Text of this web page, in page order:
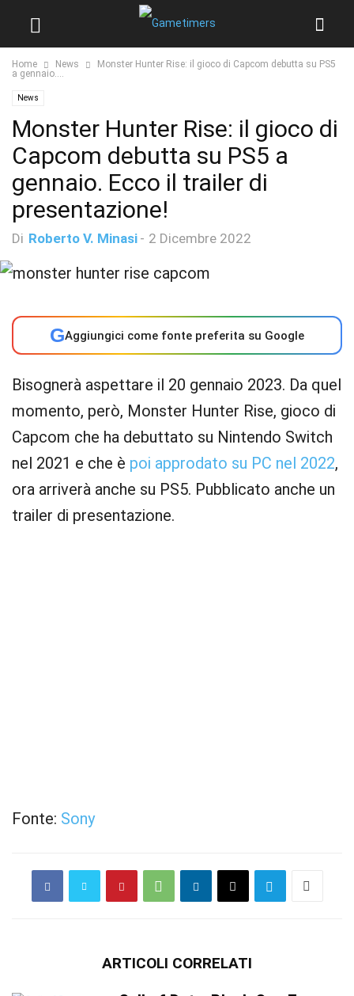
Home News
Monster Hunter Rise: il gioco di Capcom debutta su PS5
a gennaio....
News
Monster Hunter Rise: il gioco di
Capcom debutta su PS5 a
gennaio. Ecco il trailer di
presentazione!
Di Roberto V. Minasi - 2 Dicembre 2022
GAggiungici come fonte preferita su Google
Bisognerà aspettare il 20 gennaio 2023. Da quel
momento, però, Monster Hunter Rise, gioco di
Capcom che ha debuttato su Nintendo Switch
nel 2021 e che è poi approdato su PC nel 2022,
ora arriverà anche su PS5. Pubblicato anche un
trailer di presentazione.
Fonte: Sony
ARTICOLI CORRELATI